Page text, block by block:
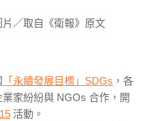
／取自 《衛報》原文
「永續發展目標」 SDGs ，各
家紛紛與 NGOs 合作，開
活動。